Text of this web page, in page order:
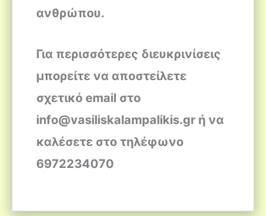
ανθρώπου.
Για περισσότερες διευκρινίσεις
μπορείτε να αποστείλετε
σχετικό email στο
info@vasiliskalampalikis.gr ή να
καλέσετε στο τηλέφωνο
6972234070